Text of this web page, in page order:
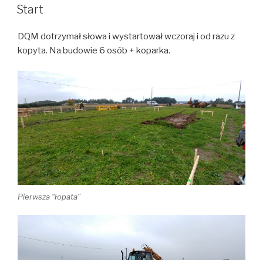
W
Start
DQM dotrzymał słowa i wystartował wczoraj i od razu z
kopyta. Na budowie 6 osób + koparka.
Pierwsza “łopata”